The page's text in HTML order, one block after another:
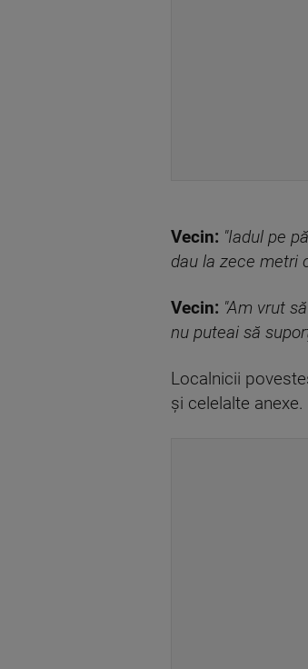
Vecin: "Iadul pe
dau la zece metri
Vecin: "Am vrut
nu puteai să
Localnicii
şi celelalte anexe.